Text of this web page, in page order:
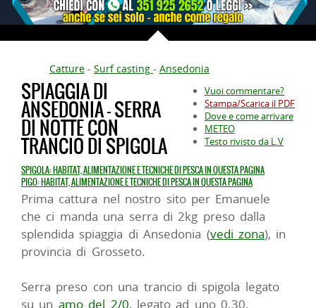
Catture - Surf casting - Ansedonia
Vuoi commentare?
Stampa/Scarica il PDF
Dove e come arrivare
METEO
Testo rivisto da L.V
SPIAGGIA DI
ANSEDONIA - SERRA
DI NOTTE CON
TRANCIO DI SPIGOLA
SPIGOLA: HABITAT, ALIMENTAZIONE E TECNICHE DI PESCA IN QUESTA PAGINA
PIGO: HABITAT, ALIMENTAZIONE E TECNICHE DI PESCA IN QUESTA PAGINA
Prima cattura nel nostro sito per Emanuele
che ci manda una serra di 2kg preso dalla
splendida spiaggia di Ansedonia (vedi zona), in
provincia di Grosseto.
Serra preso con una trancio di spigola legato
su un amo del 2/0, legato ad uno 0.30,